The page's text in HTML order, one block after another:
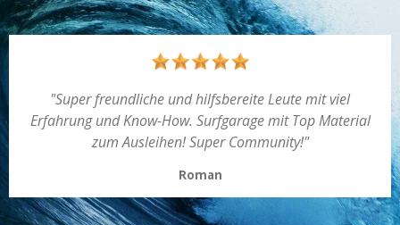
"Super freundliche und hilfsbereite Leute mit viel
Erfahrung und Know-How. Surfgarage mit Top Material
zum Ausleihen!Super Community!"
Roman